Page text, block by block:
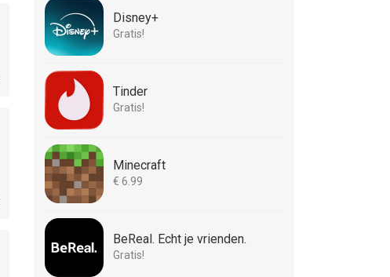
Disney+
Gratis!
Tinder
Gratis!
Minecraft
€ 6.99
BeReal. Echt je vrienden.
Gratis!